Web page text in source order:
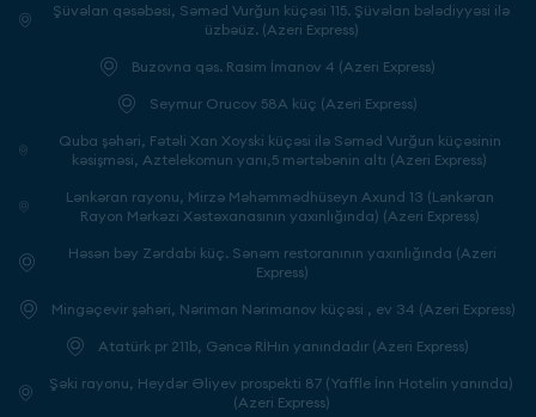
Şüvəlan qəsəbəsi, Səməd Vurğun küçəsi 115. Şüvəlan bələdiyyəsi ilə
üzbəüz. (Azeri Express)
Buzovna qəs. Rasim İmanov 4 (Azeri Express)
Seymur Orucov 58A küç (Azeri Express)
Quba şəhəri, Fətəli Xan Xoyski küçəsi ilə Səməd Vurğun küçəsinin
kəsişməsi, Aztelekomun yanı,5 mərtəbənin altı (Azeri Express)
Lənkəran rayonu, Mirzə Məhəmmədhüseyn Axund 13 (Lənkəran
Rayon Mərkəzi Xəstəxanasının yaxınlığında) (Azeri Express)
Həsən bəy Zərdabi küç. Sənəm restoranının yaxınlığında (Azeri
Express)
Mingəçevir şəhəri, Nəriman Nərimanov küçəsi , ev 34 (Azeri Express)
Atatürk pr 211b, Gəncə RİHın yanındadır (Azeri Express)
Şəki rayonu, Heydər Əliyev prospekti 87 (Yaffle İnn Hotelin yanında)
(Azeri Express)